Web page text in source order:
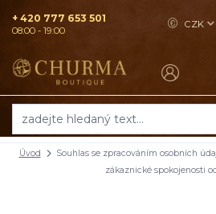
CZK
+ 420 777 653 501
08:00 - 19:00
Úvod
Souhlas se zpracováním osobních
zákaznické spokojenosti